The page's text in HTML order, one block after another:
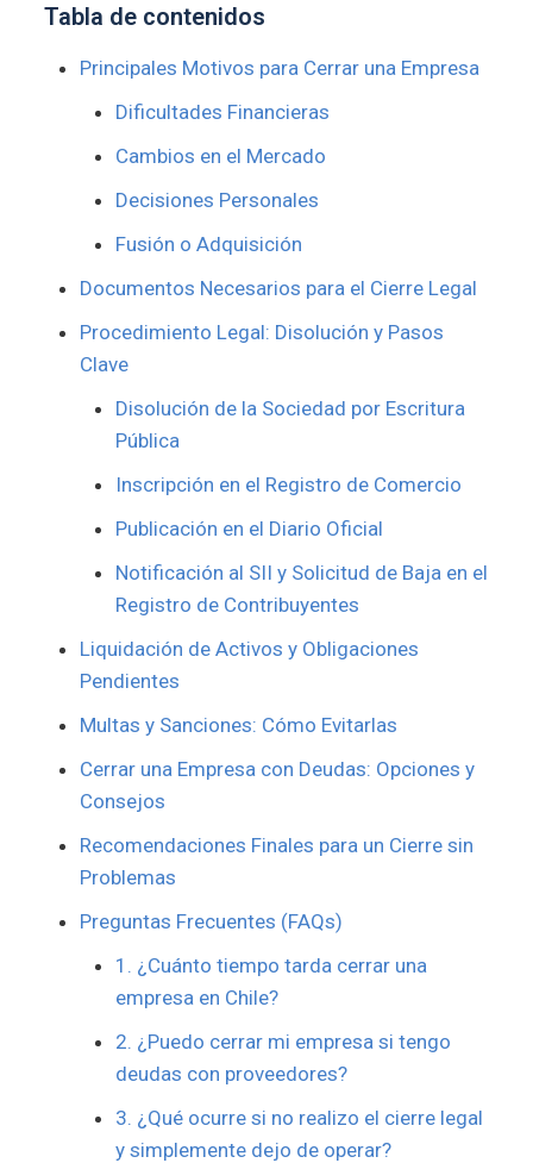
Tabla de contenidos
Principales Motivos para Cerrar una Empresa
Dificultades Financieras
Cambios en el Mercado
Decisiones Personales
Fusión o Adquisición
Documentos Necesarios para el Cierre Legal
Procedimiento Legal: Disolución y Pasos
Clave
Disolución de la Sociedad por Escritura
Pública
Inscripción en el Registro de Comercio
Publicación en el Diario Oficial
Notificación al SII y Solicitud de Baja en el
Registro de Contribuyentes
Liquidación de Activos y Obligaciones
Pendientes
Multas y Sanciones: Cómo Evitarlas
Cerrar una Empresa con Deudas: Opciones y
Consejos
Recomendaciones Finales para un Cierre sin
Problemas
Preguntas Frecuentes (FAQs)
1. ¿Cuánto tiempo tarda cerrar una
empresa en Chile?
2. ¿Puedo cerrar mi empresa si tengo
deudas con proveedores?
3. ¿Qué ocurre si no realizo el cierre legal
y simplemente dejo de operar?